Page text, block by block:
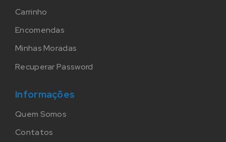
Carrinho
Encomendas
Minhas Moradas
Recuperar Password
Informações
Quem Somos
Contatos